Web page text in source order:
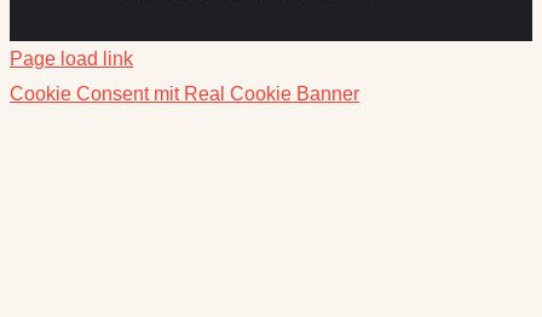
Page load link
Cookie Consent mit Real Cookie Banner